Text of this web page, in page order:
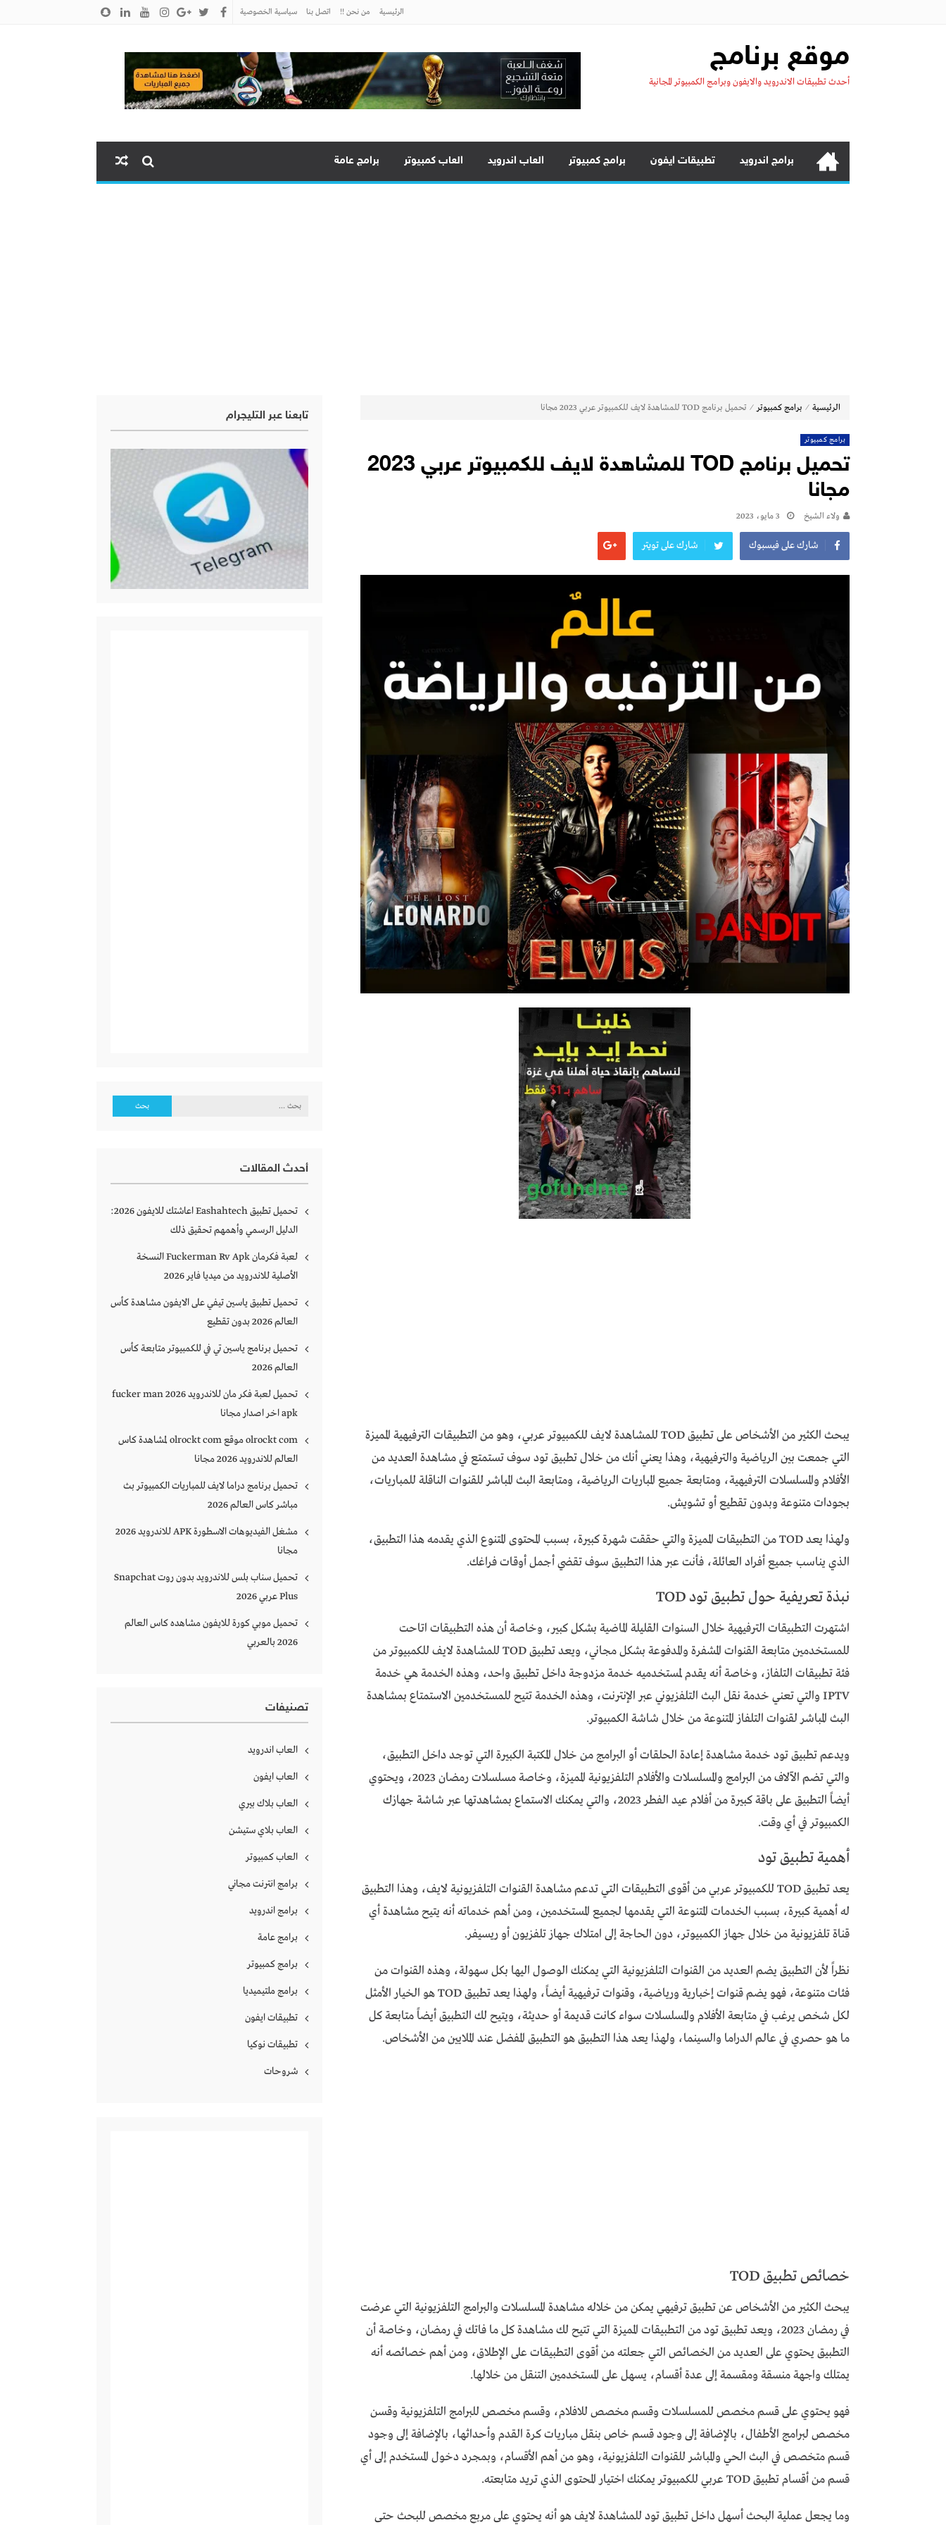
الرئيسية من نحن !! اتصل بنا سياسية الخصوصية
موقع برنامج
أحدث تطبيقات الاندرويد والايفون وبرامج الكمبيوتر المجانية
برامج اندرويد تطبيقات ايفون برامج كمبيوتر العاب اندرويد العاب كمبيوتر برامج عامة
الرئيسية ⁄ برامج كمبيوتر ⁄ تحميل برنامج TOD للمشاهدة لايف للكمبيوتر عربي 2023 مجانا
برامج كمبيوتر
تحميل برنامج TOD للمشاهدة لايف للكمبيوتر عربي 2023
مجانا
ولاء الشيخ 3 مايو، 2023
شارك على فيسبوك شارك على تويتر
يبحث الكثير من الأشخاص على تطبيق TOD للمشاهدة لايف للكمبيوتر عربي، وهو من التطبيقات الترفيهية المميزة
التي جمعت بين الرياضية والترفيهية، وهذا يعني أنك من خلال تطبيق تود سوف تستمتع في مشاهدة العديد من
الأفلام والمسلسلات الترفيهية، ومتابعة جميع المباريات الرياضية، ومتابعة البث المباشر للقنوات الناقلة للمباريات،
بجودات متنوعة وبدون تقطيع أو تشويش.
ولهذا يعد TOD من التطبيقات المميزة والتي حققت شهرة كبيرة، بسبب المحتوى المتنوع الذي يقدمه هذا التطبيق،
الذي يناسب جميع أفراد العائلة، فأنت عبر هذا التطبيق سوف تقضي أجمل أوقات فراغك.
نبذة تعريفية حول تطبيق تود TOD
اشتهرت التطبيقات الترفيهية خلال السنوات القليلة الماضية بشكل كبير، وخاصة أن هذه التطبيقات اتاحت
للمستخدمين متابعة القنوات المشفرة والمدفوعة بشكل مجاني، ويعد تطبيق TOD للمشاهدة لايف للكمبيوتر من
فئة تطبيقات التلفاز، وخاصة أنه يقدم لمستخدميه خدمة مزدوجة داخل تطبيق واحد، وهذه الخدمة هي خدمة
IPTV والتي تعني خدمة نقل البث التلفزيوني عبر الإنترنت، وهذه الخدمة تتيح للمستخدمين الاستمتاع بمشاهدة
البث المباشر لقنوات التلفاز المتنوعة من خلال شاشة الكمبيوتر.
ويدعم تطبيق تود خدمة مشاهدة إعادة الحلقات أو البرامج من خلال المكتبة الكبيرة التي توجد داخل التطبيق،
والتي تضم الآلاف من البرامج والمسلسلات والأفلام التلفزيونية المميزة، وخاصة مسلسلات رمضان 2023، ويحتوي
أيضاً التطبيق على باقة كبيرة من أفلام عيد الفطر 2023، والتي يمكنك الاستماع بمشاهدتها عبر شاشة جهازك
الكمبيوتر في أي وقت.
أهمية تطبيق تود
يعد تطبيق TOD للكمبيوتر عربي من أقوى التطبيقات التي تدعم مشاهدة القنوات التلفزيونية لايف، وهذا التطبيق
له أهمية كبيرة، بسبب الخدمات المتنوعة التي يقدمها لجميع المستخدمين، ومن أهم خدماته أنه يتيح مشاهدة أي
قناة تلفزيونية من خلال جهاز الكمبيوتر، دون الحاجة إلى امتلاك جهاز تلفزيون أو ريسيفر.
نظراً لأن التطبيق يضم العديد من القنوات التلفزيونية التي يمكنك الوصول اليها بكل سهولة، وهذه القنوات من
فئات متنوعة، فهو يضم قنوات إخبارية ورياضية، وقنوات ترفيهية أيضاً، ولهذا يعد تطبيق TOD هو الخيار الأمثل
لكل شخص يرغب في متابعة الأفلام والمسلسلات سواء كانت قديمة أو حديثة، ويتيح لك التطبيق أيضاً متابعة كل
ما هو حصري في عالم الدراما والسينما، ولهذا يعد هذا التطبيق هو التطبيق المفضل عند الملايين من الأشخاص.
خصائص تطبيق TOD
يبحث الكثير من الأشخاص عن تطبيق ترفيهي يمكن من خلاله مشاهدة المسلسلات والبرامج التلفزيونية التي عرضت
في رمضان 2023، ويعد تطبيق تود من التطبيقات المميزة التي تتيح لك مشاهدة كل ما فاتك في رمضان، وخاصة أن
التطبيق يحتوي على العديد من الخصائص التي جعلته من أقوى التطبيقات على الإطلاق، ومن أهم خصائصه أنه
يمتلك واجهة منسقة ومقسمة إلى عدة أقسام، يسهل على المستخدمين التنقل من خلالها.
فهو يحتوي على قسم مخصص للمسلسلات وقسم مخصص للافلام، وقسم مخصص للبرامج التلفزيونية وقسن
مخصص لبرامج الأطفال، بالإضافة إلى وجود قسم خاص بنقل مباريات كرة القدم وأحداثها، بالإضافة إلى وجود
قسم متخصص في البث الحي والمباشر للقنوات التلفزيونية، وهو من أهم الأقسام، وبمجرد دخول المستخدم إلى أي
قسم من أقسام تطبيق TOD عربي للكمبيوتر يمكنك اختيار المحتوى الذي تريد متابعته.
وما يجعل عملية البحث أسهل داخل تطبيق تود للمشاهدة لايف هو أنه يحتوي على مربع مخصص للبحث حتى
تابعنا عبر التليجرام
البحث
أحدث المقالات
تحميل تطبيق Eashahtech اعاشتك للايفون 2026:
الدليل الرسمي وأهمهم تحقيق ذلك
لعبة فكرمان Fuckerman Rv Apk النسخة
الأصلية للاندرويد من ميديا فاير 2026
تحميل تطبيق ياسين تيفي على الايفون مشاهدة كأس
العالم 2026 بدون تقطيع
تحميل برنامج ياسين تي في للكمبيوتر متابعة كأس
العالم 2026
تحميل لعبة فكر مان للاندرويد 2026 fucker man
apk اخر اصدار مجانا
olrockt com موقع olrockt com لمشاهدة كاس
العالم للاندرويد 2026 مجانا
تحميل برنامج دراما لايف للمباريات الكمبيوتر بث
مباشر كاس العالم 2026
مشغل الفيديوهات الاسطورة APK للاندرويد 2026
مجانا
تحميل سناب بلس للاندرويد بدون روت Snapchat
Plus‏ عربي 2026
تحميل موبي كورة للايفون مشاهده كاس العالم
2026 بالعربي
تصنيفات
العاب اندرويد
العاب ايفون
العاب بلاك بيري
العاب بلاي ستيشن
العاب كمبيوتر
برامج انترنت مجاني
برامج اندرويد
برامج عامة
برامج كمبيوتر
برامج ملتيميديا
تطبيقات ايفون
تطبيقات نوكيا
شروحات